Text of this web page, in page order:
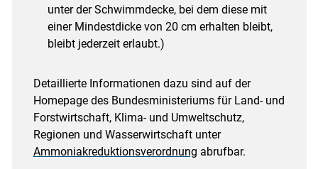
unter der Schwimmdecke, bei dem diese mit
einer Mindestdicke von 20 cm erhalten bleibt,
bleibt jederzeit erlaubt.)
Detaillierte Informationen dazu sind auf der
Homepage des Bundesministeriums für Land- und
Forstwirtschaft, Klima- und Umweltschutz,
Regionen und Wasserwirtschaft unter
Ammoniakreduktionsverordnung abrufbar.